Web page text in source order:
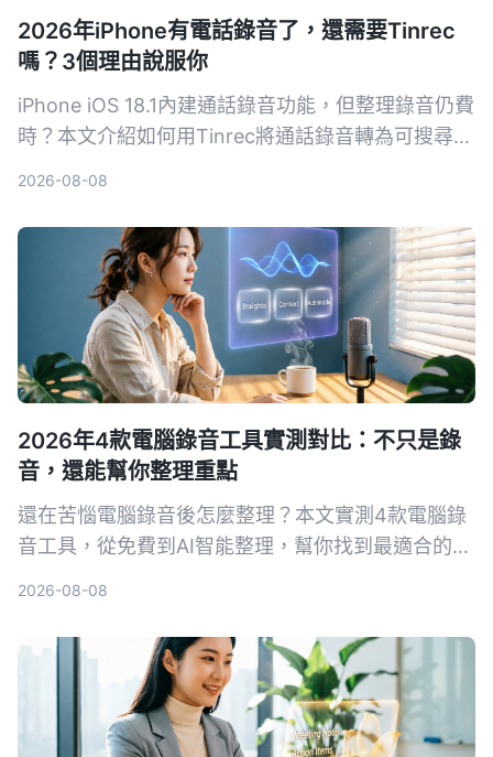
2026年iPhone有電話錄音了，還需要Tinrec
嗎？3個理由說服你
iPhone iOS 18.1內建通話錄音功能，但整理錄音仍費
時？本文介紹如何用Tinrec將通話錄音轉為可搜尋的
2026-08-08
2026年4款電腦錄音工具實測對比：不只是錄
音，還能幫你整理重點
還在苦惱電腦錄音後怎麼整理？本文實測4款電腦錄
音工具，從免費到AI智能整理，幫你找到最適合的方
2026-08-08